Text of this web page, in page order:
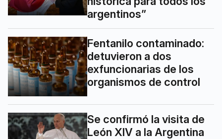
argentinos”
Fentanilo contaminado:
detuvieron a dos
exfuncionarias de los
organismos de control
Se confirmó la visita de
León XIV a la Argentina